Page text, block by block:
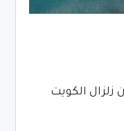
زلزال الكويت